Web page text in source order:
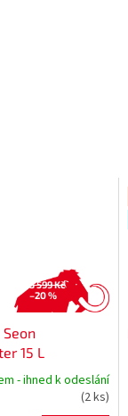
3 599 Kč
–20 %
15 L
- ihned k odeslání
(2 ks)